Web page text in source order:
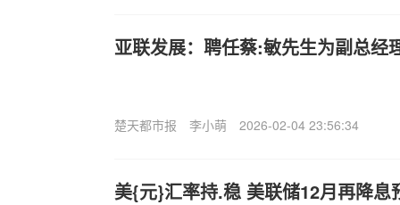
亚联发展：聘任蔡:敏先生为副总经
楚天都市报 李小萌 2026-02-04 23:56:34
美{元}汇率持.稳 美联储12月再降息